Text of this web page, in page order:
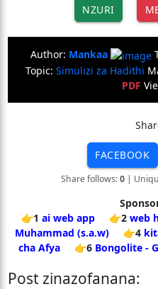
NZURI
Author: Mankaa
Topic: Simulizi za Hadithi
PDF
FACEBOOK
Share follows:0|
👉1 ai web app 👉2 web
Muhammad (s.a.w)
👉4
cha Afya
👉6 Bongolite -
Post zinazofanana: